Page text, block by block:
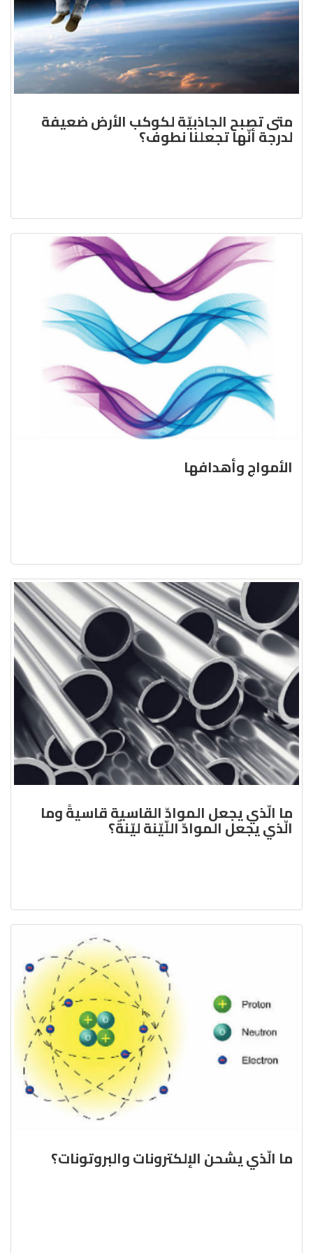
متى تصبح الجاذبيّة لكوكب الأرض ضعيفة
لدرجة أنّها تجعلنا نطوف؟
الأمواج وأهدافها
ما الّذي يجعل الموادّ القاسية قاسيةً وما
الّذي يجعل الموادّ اللّيّنة ليّنةً؟
ما الّذي يشحن الإلكترونات والبروتونات؟